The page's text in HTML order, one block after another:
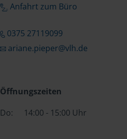
Anfahrt zum Büro
0375 27119099
ariane.pieper@vlh.de
Öffnungszeiten
Do:
14:00 - 15:00 Uhr